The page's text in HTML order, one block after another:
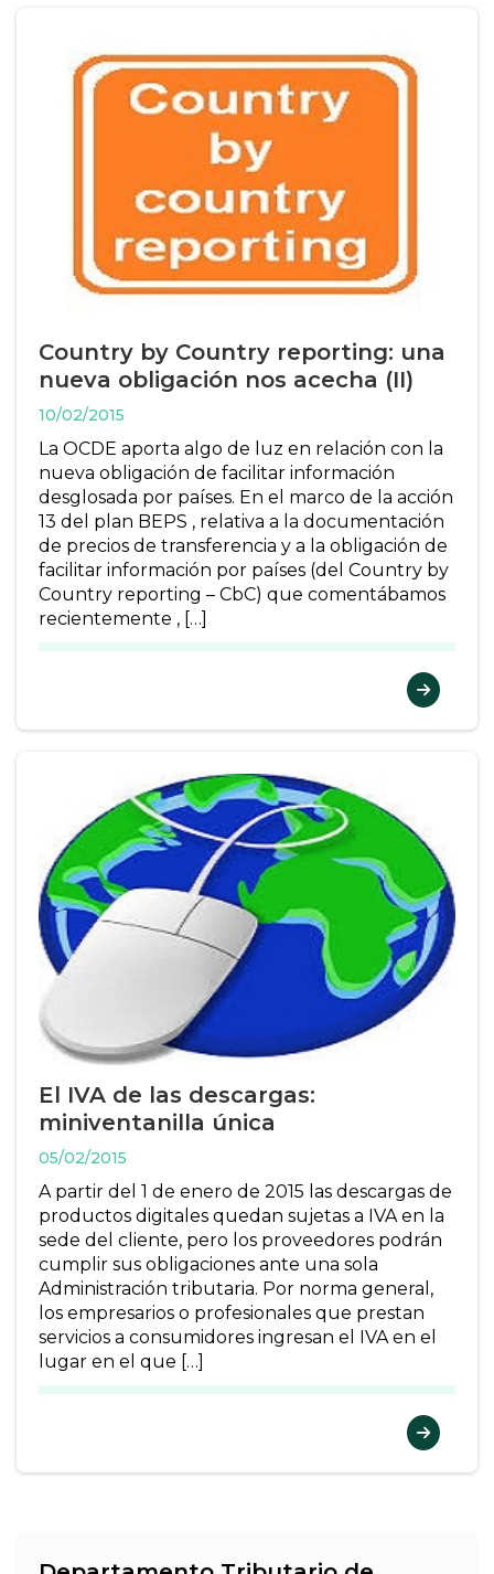
Country by Country reporting: una
nueva obligación nos acecha (II)
10/02/2015
La OCDE aporta algo de luz en relación con la
nueva obligación de facilitar información
desglosada por países. En el marco de la acción
13 del plan BEPS , relativa a la documentación
de precios de transferencia y a la obligación de
facilitar información por países (del Country by
Country reporting – CbC) que comentábamos
recientemente , […]
El IVA de las descargas:
miniventanilla única
05/02/2015
A partir del 1 de enero de 2015 las descargas de
productos digitales quedan sujetas a IVA en la
sede del cliente, pero los proveedores podrán
cumplir sus obligaciones ante una sola
Administración tributaria. Por norma general,
los empresarios o profesionales que prestan
servicios a consumidores ingresan el IVA en el
lugar en el que […]